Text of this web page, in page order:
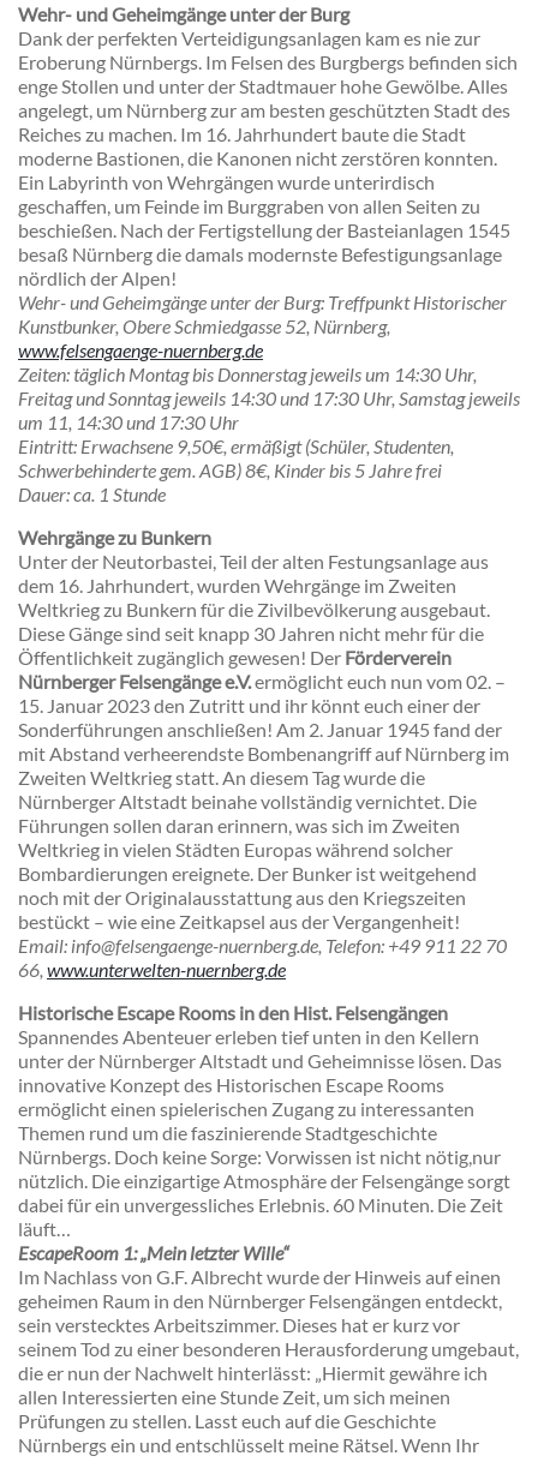
Wehr- und Geheimgänge unter der Burg
Dank der perfekten Verteidigungsanlagen kam es nie zur
Eroberung Nürnbergs. Im Felsen des Burgbergs befinden sich
enge Stollen und unter der Stadtmauer hohe Gewölbe. Alles
angelegt, um Nürnberg zur am besten geschützten Stadt des
Reiches zu machen. Im 16. Jahrhundert baute die Stadt
moderne Bastionen, die Kanonen nicht zerstören konnten.
Ein Labyrinth von Wehrgängen wurde unterirdisch
geschaffen, um Feinde im Burggraben von allen Seiten zu
beschießen. Nach der Fertigstellung der Basteianlagen 1545
besaß Nürnberg die damals modernste Befestigungsanlage
nördlich der Alpen!
Wehr- und Geheimgänge unter der Burg: Treffpunkt Historischer
Kunstbunker, Obere Schmiedgasse 52, Nürnberg,
www.felsengaenge-nuernberg.de
Zeiten: täglich Montag bis Donnerstag jeweils um 14:30 Uhr,
Freitag und Sonntag jeweils 14:30 und 17:30 Uhr, Samstag jeweils
um 11, 14:30 und 17:30 Uhr
Eintritt: Erwachsene 9,50€, ermäßigt (Schüler, Studenten,
Schwerbehinderte gem. AGB) 8€, Kinder bis 5 Jahre frei
Dauer: ca. 1 Stunde
Wehrgänge zu Bunkern
Unter der Neutorbastei, Teil der alten Festungsanlage aus
dem 16. Jahrhundert, wurden Wehrgänge im Zweiten
Weltkrieg zu Bunkern für die Zivilbevölkerung ausgebaut.
Diese Gänge sind seit knapp 30 Jahren nicht mehr für die
Öffentlichkeit zugänglich gewesen! Der Förderverein
Nürnberger Felsengänge e.V.ermöglicht euch nun vom 02. –
15. Januar 2023 den Zutritt und ihr könnt euch einer der
Sonderführungen anschließen! Am 2. Januar 1945 fand der
mit Abstand verheerendste Bombenangriff auf Nürnberg im
Zweiten Weltkrieg statt. An diesem Tag wurde die
Nürnberger Altstadt beinahe vollständig vernichtet. Die
Führungen sollen daran erinnern, was sich im Zweiten
Weltkrieg in vielen Städten Europas während solcher
Bombardierungen ereignete. Der Bunker ist weitgehend
noch mit der Originalausstattung aus den Kriegszeiten
bestückt – wie eine Zeitkapsel aus der Vergangenheit!
Email: info@felsengaenge-nuernberg.de, Telefon: +49 911 22 70
66, www.unterwelten-nuernberg.de
Historische Escape Rooms in den Hist. Felsengängen
Spannendes Abenteuer erleben tief unten in den Kellern
unter der Nürnberger Altstadt und Geheimnisse lösen. Das
innovative Konzept des Historischen Escape Rooms
ermöglicht einen spielerischen Zugang zu interessanten
Themen rund um die faszinierende Stadtgeschichte
Nürnbergs. Doch keine Sorge: Vorwissen ist nicht nötig,nur
nützlich. Die einzigartige Atmosphäre der Felsengänge sorgt
dabei für ein unvergessliches Erlebnis. 60 Minuten. Die Zeit
läuft…
EscapeRoom 1: „Mein letzter Wille“
Im Nachlass von G.F. Albrecht wurde der Hinweis auf einen
geheimen Raum in den Nürnberger Felsengängen entdeckt,
sein verstecktes Arbeitszimmer. Dieses hat er kurz vor
seinem Tod zu einer besonderen Herausforderung umgebaut,
die er nun der Nachwelt hinterlässt: „Hiermit gewähre ich
allen Interessierten eine Stunde Zeit, um sich meinen
Prüfungen zu stellen. Lasst euch auf die Geschichte
Nürnbergs ein und entschlüsselt meine Rätsel. Wenn Ihr